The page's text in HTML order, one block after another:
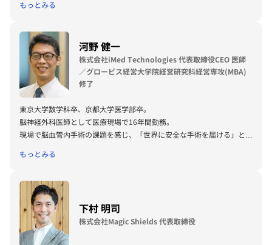
事制度改革やコミュニケーション改革、人材育成、組織行動改革、ソフ
起業し代表取締役に就任。2019年に(株)アイデミー執行役員も兼務。
著書に2013年ビジネス書大賞書店賞を受賞した「99%の人がしていな
いたった1%の仕事のコツ」、「99%の人がしていないたった1%のリ
ーダーのコツ」「99%の人がしていないたった1%のメンタルのコツ」
(ディスカヴァー・トゥエンティワン)。累計発行部数は160万部。「現
代語訳 学問のすすめ」（SBクリエイティブ）、「VUCA時代の仕事の
キホン」（PHP研究所）監訳本に「世界のエグゼクティブが学ぶ 誰も
がリーダーになれる特別授業 (Harvard Business Review Press)」。
もっとみる
河野 健一
株式会社iMed Technologies 代表取締役CEO 医師
／グロービス経営大学院経営研究科経営専攻(MBA)
修了
東京大学数学科卒、京都大学医学部卒。
脳神経外科医師として医療現場で16年間勤務。
現場で脳血管内手術の課題を感じ、「世界に安全な手術を届ける」とい
くも膜下出血や脳梗塞に対する脳血管内治療のリアルタイム手術支援AI
もっとみる
下村 明司
株式会社Magic Shields 代表取締役